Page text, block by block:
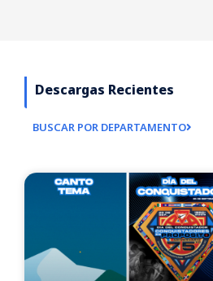
Descargas Recientes
BUSCAR POR DEPARTAMENTO